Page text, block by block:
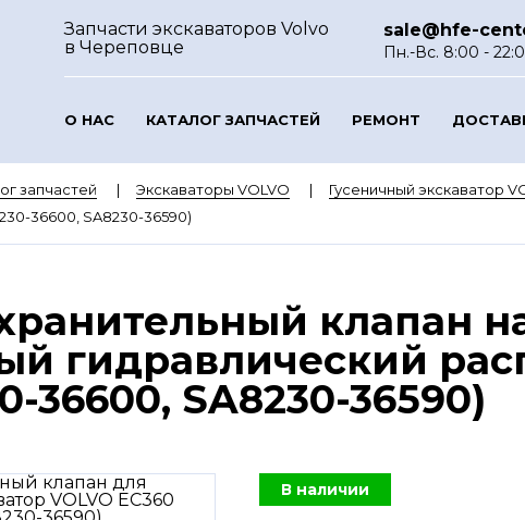
Запчасти экскаваторов Volvo
в Череповце
sale@hfe-
Пн.-Вс. 8:00 -
О НАС КАТАЛОГ ЗАПЧАСТЕЙ РЕМОНТ
запчастей Экскаваторы VOLVO Гусеничный экскаватор
36600, SA8230-36590)
клапан
гидравлический
36600, SA8230-36590)
В наличии